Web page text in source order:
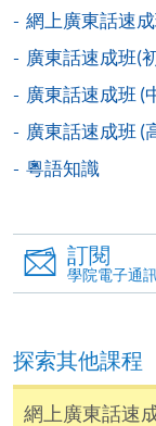
申請表 下
報名辦法
網上報名服
香港大學專業
務，申請人可
機)、VISA 或
讀學歷頒授課
報讀新課
網上廣東話速
廣東話速成班(
廣東話速成班 (
廣東話速成班 (
粵語知識
訂閱
學院電子通
探索其他課程
網上廣東話速